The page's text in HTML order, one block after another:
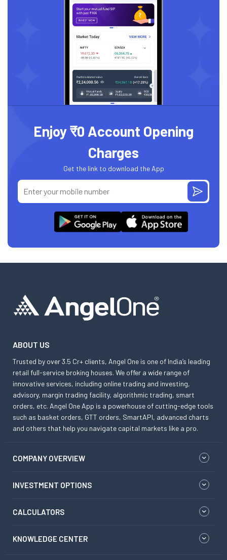
Enjoy ₹0 Account Opening
Charges
Get the link to download the App
ABOUT US
Trusted by over 3.5 Cr+ clients, Angel One is one of India’s leading
retail full-service broking houses. We offer a wide range of
innovative services, including online trading and investing,
advisory, margin trading facility, algorithmic trading, smart
orders, etc. Angel One App is a powerhouse of cutting-edge tools
such as basket orders, GTT orders, SmartAPI, advanced charts
and others that help you navigate capital markets like a pro.
COMPANY OVERVIEW
INVESTMENT OPTIONS
CALCULATORS
KNOWLEDGE CENTER